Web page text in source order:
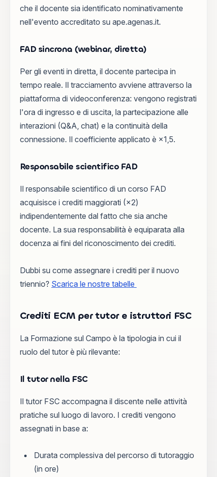
che il docente sia identificato nominativamente
nell'evento accreditato su ape.agenas.it.
FAD sincrona (webinar, diretta)
Per gli eventi in diretta, il docente partecipa in
tempo reale. Il tracciamento avviene attraverso la
piattaforma di videoconferenza: vengono registrati
l'ora di ingresso e di uscita, la partecipazione alle
interazioni (Q&A, chat) e la continuità della
connessione. Il coefficiente applicato è ×1,5.
Responsabile scientifico FAD
Il responsabile scientifico di un corso FAD
acquisisce i crediti maggiorati (×2)
indipendentemente dal fatto che sia anche
docente. La sua responsabilità è equiparata alla
docenza ai fini del riconoscimento dei crediti.
Dubbi su come assegnare i crediti per il nuovo
triennio? Scarica le nostre tabelle
Crediti ECM per tutor e istruttori FSC
La Formazione sul Campo è la tipologia in cui il
ruolo del tutor è più rilevante:
Il tutor nella FSC
Il tutor FSC accompagna il discente nelle attività
pratiche sul luogo di lavoro. I crediti vengono
assegnati in base a:
Durata complessiva del percorso di tutoraggio
(in ore)